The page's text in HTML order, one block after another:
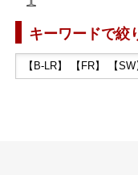
キーワードで絞